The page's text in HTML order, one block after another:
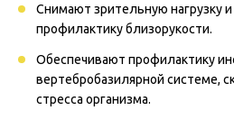
Снимают зрительную нагрузку
профилактику близорукости.
Обеспечивают профилактику
вертебробазилярной системе,
стресса организма.